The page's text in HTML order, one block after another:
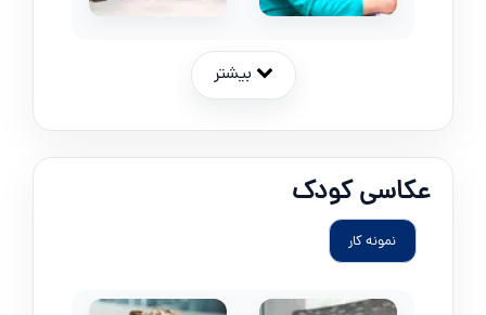
بیشتر
عکاسی کودک
نمونه کار